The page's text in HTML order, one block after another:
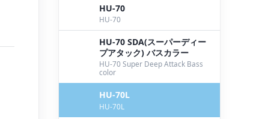
HU-70
HU-70
HU-70 SDA(スーパーディー
プアタック) バスカラー
HU-70 Super Deep Attack Bass
color
HU-70L
HU-70L